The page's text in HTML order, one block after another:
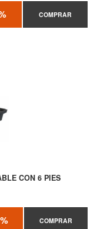
COMPRAR
CON 6 PIES
COMPRAR